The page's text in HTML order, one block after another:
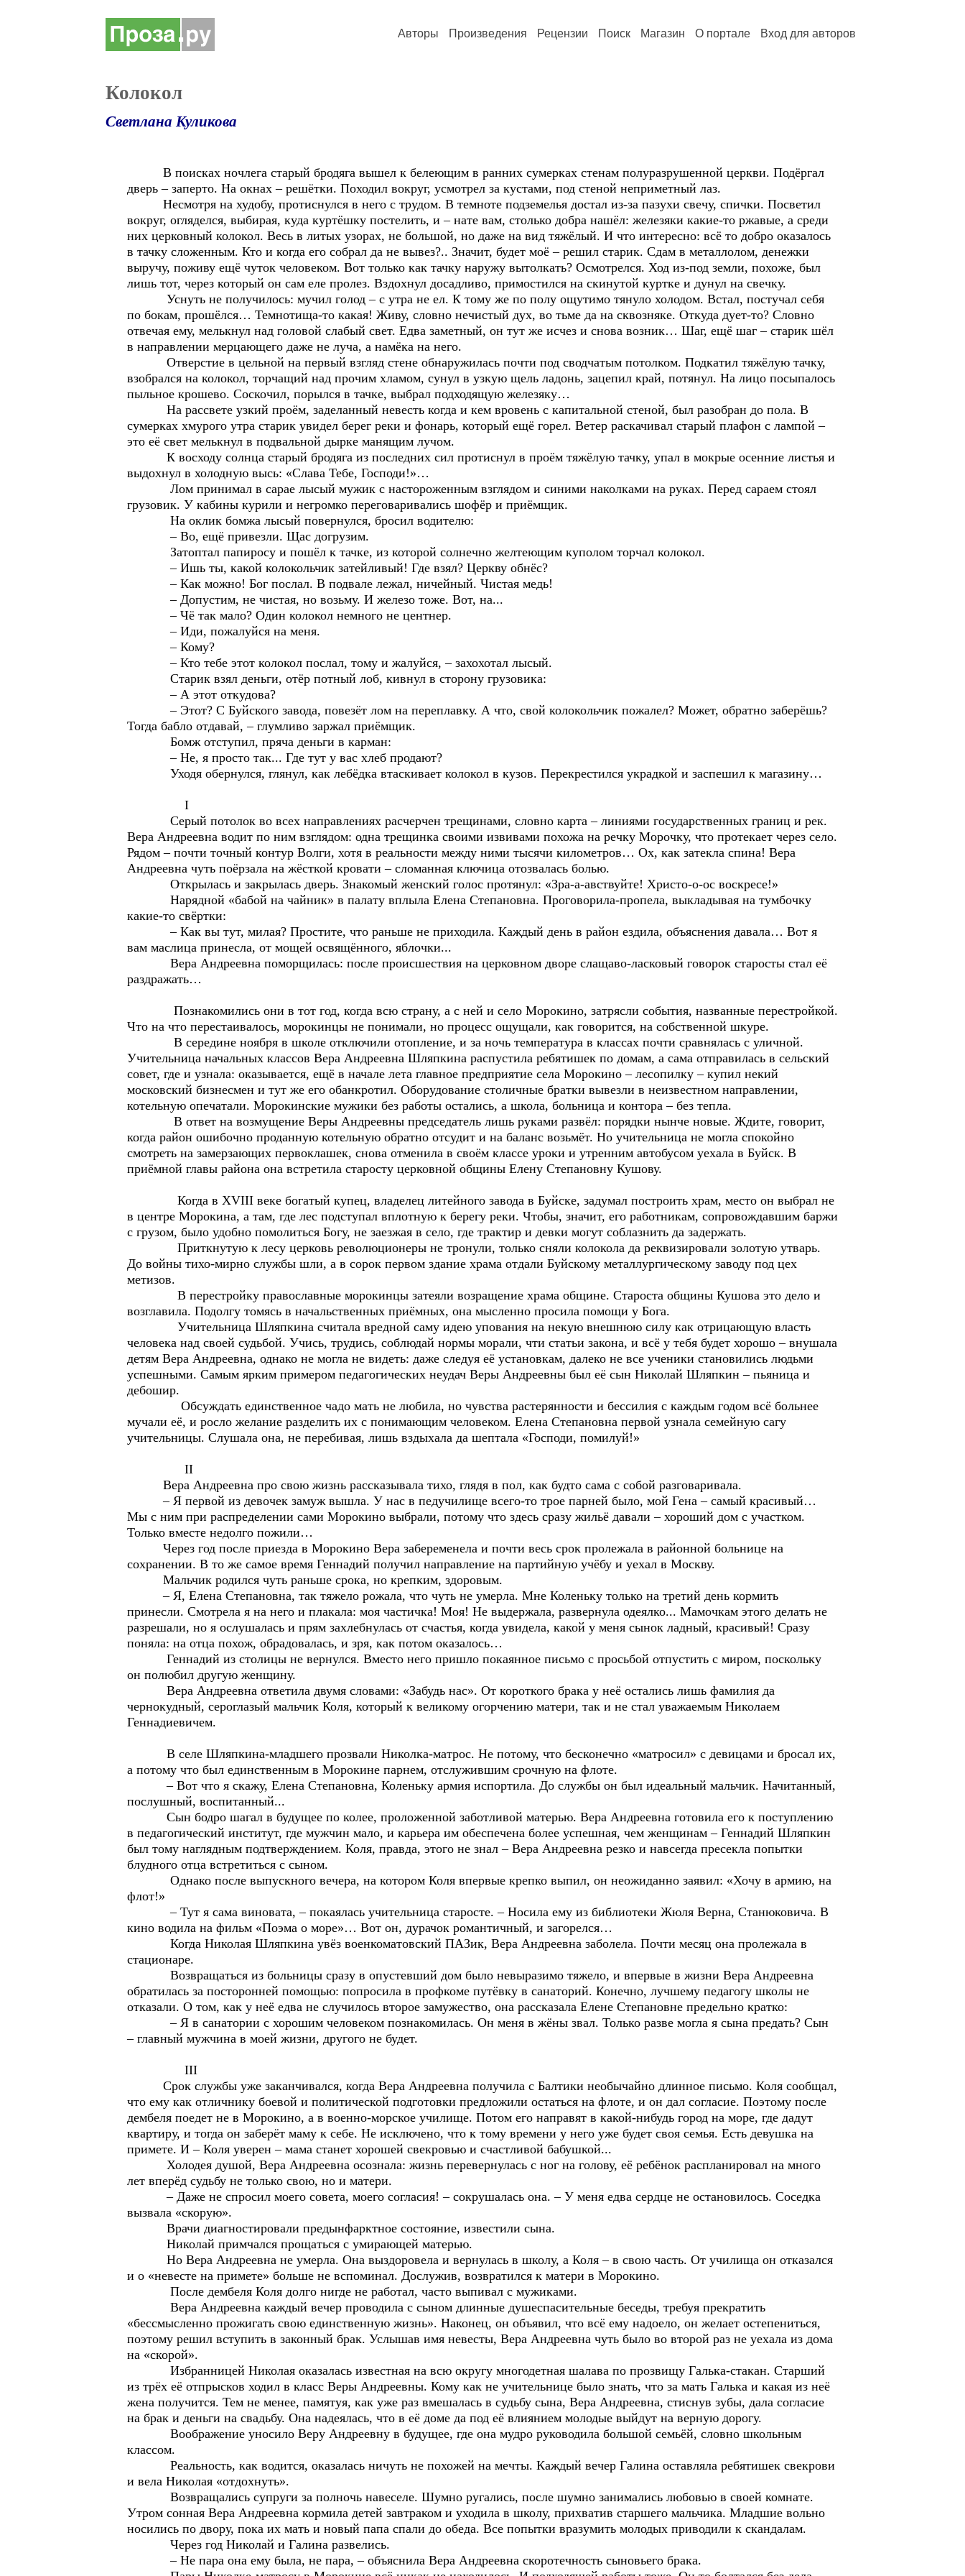
Авторы Произведения Рецензии Поиск Магазин О портале Вход для авторов
Колокол
Светлана Куликова
В поисках ночлега старый бродяга вышел к белеющим в ранних сумерках стенам полуразрушенной церкви. Подёргал
дверь – заперто. На окнах – решётки. Походил вокруг, усмотрел за кустами, под стеной неприметный лаз.
Несмотря на худобу, протиснулся в него с трудом. В темноте подземелья достал из-за пазухи свечу, спички. Посветил
вокруг, огляделся, выбирая, куда куртёшку постелить, и – нате вам, столько добра нашёл: железяки какие-то ржавые, а среди
них церковный колокол. Весь в литых узорах, не большой, но даже на вид тяжёлый. И что интересно: всё то добро оказалось
в тачку сложенным. Кто и когда его собрал да не вывез?.. Значит, будет моё – решил старик. Сдам в металлолом, денежки
выручу, поживу ещё чуток человеком. Вот только как тачку наружу вытолкать? Осмотрелся. Ход из-под земли, похоже, был
лишь тот, через который он сам еле пролез. Вздохнул досадливо, примостился на скинутой куртке и дунул на свечку.
Уснуть не получилось: мучил голод – с утра не ел. К тому же по полу ощутимо тянуло холодом. Встал, постучал себя
по бокам, прошёлся… Темнотища-то какая! Живу, словно нечистый дух, во тьме да на сквозняке. Откуда дует-то? Словно
отвечая ему, мелькнул над головой слабый свет. Едва заметный, он тут же исчез и снова возник… Шаг, ещё шаг – старик шёл
в направлении мерцающего даже не луча, а намёка на него.
Отверстие в цельной на первый взгляд стене обнаружилась почти под сводчатым потолком. Подкатил тяжёлую тачку,
взобрался на колокол, торчащий над прочим хламом, сунул в узкую щель ладонь, зацепил край, потянул. На лицо посыпалось
пыльное крошево. Соскочил, порылся в тачке, выбрал подходящую железяку…
На рассвете узкий проём, заделанный невесть когда и кем вровень с капитальной стеной, был разобран до пола. В
сумерках хмурого утра старик увидел берег реки и фонарь, который ещё горел. Ветер раскачивал старый плафон с лампой –
это её свет мелькнул в подвальной дырке манящим лучом.
К восходу солнца старый бродяга из последних сил протиснул в проём тяжёлую тачку, упал в мокрые осенние листья и
выдохнул в холодную высь: «Слава Тебе, Господи!»…
Лом принимал в сарае лысый мужик с настороженным взглядом и синими наколками на руках. Перед сараем стоял
грузовик. У кабины курили и негромко переговаривались шофёр и приёмщик.
На оклик бомжа лысый повернулся, бросил водителю:
– Во, ещё привезли. Щас догрузим.
Затоптал папиросу и пошёл к тачке, из которой солнечно желтеющим куполом торчал колокол.
– Ишь ты, какой колокольчик затейливый! Где взял? Церкву обнёс?
– Как можно! Бог послал. В подвале лежал, ничейный. Чистая медь!
– Допустим, не чистая, но возьму. И железо тоже. Вот, на...
– Чё так мало? Один колокол немного не центнер.
– Иди, пожалуйся на меня.
– Кому?
– Кто тебе этот колокол послал, тому и жалуйся, – захохотал лысый.
Старик взял деньги, отёр потный лоб, кивнул в сторону грузовика:
– А этот откудова?
– Этот? С Буйского завода, повезёт лом на переплавку. А что, свой колокольчик пожалел? Может, обратно заберёшь?
Тогда бабло отдавай, – глумливо заржал приёмщик.
Бомж отступил, пряча деньги в карман:
– Не, я просто так... Где тут у вас хлеб продают?
Уходя обернулся, глянул, как лебёдка втаскивает колокол в кузов. Перекрестился украдкой и заспешил к магазину…
I
Серый потолок во всех направлениях расчерчен трещинами, словно карта – линиями государственных границ и рек.
Вера Андреевна водит по ним взглядом: одна трещинка своими извивами похожа на речку Морочку, что протекает через село.
Рядом – почти точный контур Волги, хотя в реальности между ними тысячи километров… Ох, как затекла спина! Вера
Андреевна чуть поёрзала на жёсткой кровати – сломанная ключица отозвалась болью.
Открылась и закрылась дверь. Знакомый женский голос протянул: «Зра-а-авствуйте! Христо-о-ос воскресе!»
Нарядной «бабой на чайник» в палату вплыла Елена Степановна. Проговорила-пропела, выкладывая на тумбочку
какие-то свёртки:
– Как вы тут, милая? Простите, что раньше не приходила. Каждый день в район ездила, объяснения давала… Вот я
вам маслица принесла, от мощей освящённого, яблочки...
Вера Андреевна поморщилась: после происшествия на церковном дворе слащаво-ласковый говорок старосты стал её
раздражать…
Познакомились они в тот год, когда всю страну, а с ней и село Морокино, затрясли события, названные перестройкой.
Что на что перестаивалось, морокинцы не понимали, но процесс ощущали, как говорится, на собственной шкуре.
В середине ноября в школе отключили отопление, и за ночь температура в классах почти сравнялась с уличной.
Учительница начальных классов Вера Андреевна Шляпкина распустила ребятишек по домам, а сама отправилась в сельский
совет, где и узнала: оказывается, ещё в начале лета главное предприятие села Морокино – лесопилку – купил некий
московский бизнесмен и тут же его обанкротил. Оборудование столичные братки вывезли в неизвестном направлении,
котельную опечатали. Морокинские мужики без работы остались, а школа, больница и контора – без тепла.
В ответ на возмущение Веры Андреевны председатель лишь руками развёл: порядки нынче новые. Ждите, говорит,
когда район ошибочно проданную котельную обратно отсудит и на баланс возьмёт. Но учительница не могла спокойно
смотреть на замерзающих первоклашек, снова отменила в своём классе уроки и утренним автобусом уехала в Буйск. В
приёмной главы района она встретила старосту церковной общины Елену Степановну Кушову.
Когда в XVIII веке богатый купец, владелец литейного завода в Буйске, задумал построить храм, место он выбрал не
в центре Морокина, а там, где лес подступал вплотную к берегу реки. Чтобы, значит, его работникам, сопровождавшим баржи
с грузом, было удобно помолиться Богу, не заезжая в село, где трактир и девки могут соблазнить да задержать.
Приткнутую к лесу церковь революционеры не тронули, только сняли колокола да реквизировали золотую утварь.
До войны тихо-мирно службы шли, а в сорок первом здание храма отдали Буйскому металлургическому заводу под цех
метизов.
В перестройку православные морокинцы затеяли возращение храма общине. Староста общины Кушова это дело и
возглавила. Подолгу томясь в начальственных приёмных, она мысленно просила помощи у Бога.
Учительница Шляпкина считала вредной саму идею упования на некую внешнюю силу как отрицающую власть
человека над своей судьбой. Учись, трудись, соблюдай нормы морали, чти статьи закона, и всё у тебя будет хорошо – внушала
детям Вера Андреевна, однако не могла не видеть: даже следуя её установкам, далеко не все ученики становились людьми
успешными. Самым ярким примером педагогических неудач Веры Андреевны был её сын Николай Шляпкин – пьяница и
дебошир.
Обсуждать единственное чадо мать не любила, но чувства растерянности и бессилия с каждым годом всё больнее
мучали её, и росло желание разделить их с понимающим человеком. Елена Степановна первой узнала семейную сагу
учительницы. Слушала она, не перебивая, лишь вздыхала да шептала «Господи, помилуй!»
II
Вера Андреевна про свою жизнь рассказывала тихо, глядя в пол, как будто сама с собой разговаривала.
– Я первой из девочек замуж вышла. У нас в педучилище всего-то трое парней было, мой Гена – самый красивый…
Мы с ним при распределении сами Морокино выбрали, потому что здесь сразу жильё давали – хороший дом с участком.
Только вместе недолго пожили…
Через год после приезда в Морокино Вера забеременела и почти весь срок пролежала в районной больнице на
сохранении. В то же самое время Геннадий получил направление на партийную учёбу и уехал в Москву.
Мальчик родился чуть раньше срока, но крепким, здоровым.
– Я, Елена Степановна, так тяжело рожала, что чуть не умерла. Мне Коленьку только на третий день кормить
принесли. Смотрела я на него и плакала: моя частичка! Моя! Не выдержала, развернула одеялко... Мамочкам этого делать не
разрешали, но я ослушалась и прям захлебнулась от счастья, когда увидела, какой у меня сынок ладный, красивый! Сразу
поняла: на отца похож, обрадовалась, и зря, как потом оказалось…
Геннадий из столицы не вернулся. Вместо него пришло покаянное письмо с просьбой отпустить с миром, поскольку
он полюбил другую женщину.
Вера Андреевна ответила двумя словами: «Забудь нас». От короткого брака у неё остались лишь фамилия да
чернокудный, сероглазый мальчик Коля, который к великому огорчению матери, так и не стал уважаемым Николаем
Геннадиевичем.
В селе Шляпкина-младшего прозвали Николка-матрос. Не потому, что бесконечно «матросил» с девицами и бросал их,
а потому что был единственным в Морокине парнем, отслужившим срочную на флоте.
– Вот что я скажу, Елена Степановна, Коленьку армия испортила. До службы он был идеальный мальчик. Начитанный,
послушный, воспитанный...
Сын бодро шагал в будущее по колее, проложенной заботливой матерью. Вера Андреевна готовила его к поступлению
в педагогический институт, где мужчин мало, и карьера им обеспечена более успешная, чем женщинам – Геннадий Шляпкин
был тому наглядным подтверждением. Коля, правда, этого не знал – Вера Андреевна резко и навсегда пресекла попытки
блудного отца встретиться с сыном.
Однако после выпускного вечера, на котором Коля впервые крепко выпил, он неожиданно заявил: «Хочу в армию, на
флот!»
– Тут я сама виновата, – покаялась учительница старосте. – Носила ему из библиотеки Жюля Верна, Станюковича. В
кино водила на фильм «Поэма о море»… Вот он, дурачок романтичный, и загорелся…
Когда Николая Шляпкина увёз военкоматовский ПАЗик, Вера Андреевна заболела. Почти месяц она пролежала в
стационаре.
Возвращаться из больницы сразу в опустевший дом было невыразимо тяжело, и впервые в жизни Вера Андреевна
обратилась за посторонней помощью: попросила в профкоме путёвку в санаторий. Конечно, лучшему педагогу школы не
отказали. О том, как у неё едва не случилось второе замужество, она рассказала Елене Степановне предельно кратко:
– Я в санатории с хорошим человеком познакомилась. Он меня в жёны звал. Только разве могла я сына предать? Сын
– главный мужчина в моей жизни, другого не будет.
III
Срок службы уже заканчивался, когда Вера Андреевна получила с Балтики необычайно длинное письмо. Коля сообщал,
что ему как отличнику боевой и политической подготовки предложили остаться на флоте, и он дал согласие. Поэтому после
дембеля поедет не в Морокино, а в военно-морское училище. Потом его направят в какой-нибудь город на море, где дадут
квартиру, и тогда он заберёт маму к себе. Не исключено, что к тому времени у него уже будет своя семья. Есть девушка на
примете. И – Коля уверен – мама станет хорошей свекровью и счастливой бабушкой...
Холодея душой, Вера Андреевна осознала: жизнь перевернулась с ног на голову, её ребёнок распланировал на много
лет вперёд судьбу не только свою, но и матери.
– Даже не спросил моего совета, моего согласия! – сокрушалась она. – У меня едва сердце не остановилось. Соседка
вызвала «скорую».
Врачи диагностировали предынфарктное состояние, известили сына.
Николай примчался прощаться с умирающей матерью.
Но Вера Андреевна не умерла. Она выздоровела и вернулась в школу, а Коля – в свою часть. От училища он отказался
и о «невесте на примете» больше не вспоминал. Дослужив, возвратился к матери в Морокино.
После дембеля Коля долго нигде не работал, часто выпивал с мужиками.
Вера Андреевна каждый вечер проводила с сыном длинные душеспасительные беседы, требуя прекратить
«бессмысленно прожигать свою единственную жизнь». Наконец, он объявил, что всё ему надоело, он желает остепениться,
поэтому решил вступить в законный брак. Услышав имя невесты, Вера Андреевна чуть было во второй раз не уехала из дома
на «скорой».
Избранницей Николая оказалась известная на всю округу многодетная шалава по прозвищу Галька-стакан. Старший
из трёх её отпрысков ходил в класс Веры Андреевны. Кому как не учительнице было знать, что за мать Галька и какая из неё
жена получится. Тем не менее, памятуя, как уже раз вмешалась в судьбу сына, Вера Андреевна, стиснув зубы, дала согласие
на брак и деньги на свадьбу. Она надеялась, что в её доме да под её влиянием молодые выйдут на верную дорогу.
Воображение уносило Веру Андреевну в будущее, где она мудро руководила большой семьёй, словно школьным
классом.
Реальность, как водится, оказалась ничуть не похожей на мечты. Каждый вечер Галина оставляла ребятишек свекрови
и вела Николая «отдохнуть».
Возвращались супруги за полночь навеселе. Шумно ругались, после шумно занимались любовью в своей комнате.
Утром сонная Вера Андреевна кормила детей завтраком и уходила в школу, прихватив старшего мальчика. Младшие вольно
носились по двору, пока их мать и новый папа спали до обеда. Все попытки вразумить молодых приводили к скандалам.
Через год Николай и Галина развелись.
– Не пара она ему была, не пара, – объяснила Вера Андреевна скоротечность сыновьего брака.